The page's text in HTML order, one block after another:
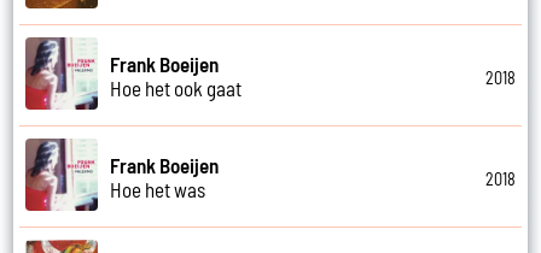
Frank Boeijen
Hoe het ook gaat
2018
Frank Boeijen
Hoe het was
2018